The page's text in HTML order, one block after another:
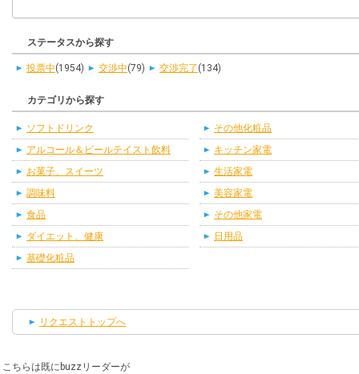
ステータスから探す
投票中(1954) 交渉中(79) 交渉完了 (134)
カテゴリから探す
ソフトドリンク
アルコール＆ビールテイスト飲料
お菓子、スイーツ
調味料
食品
ダイエット、健康
基礎化粧品
その他化粧品
キッチン家電
生活家電
美容家電
その他家電
日用品
リクエストトップへ
こちらは既にbuzzリーダーが